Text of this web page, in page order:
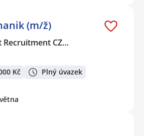
(m/ž)
Recruitment CZ…
Kč Plný úvazek